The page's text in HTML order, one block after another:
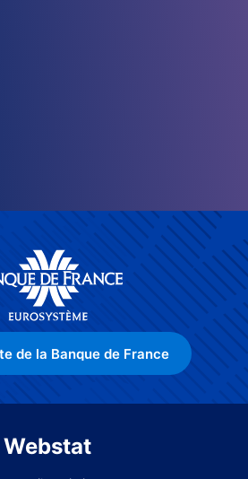
de la Banque de France
Webstat